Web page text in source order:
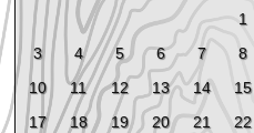
1
3
4 5 6 7 8
10
11 12 13 14 15
17
18 19 20 21 22